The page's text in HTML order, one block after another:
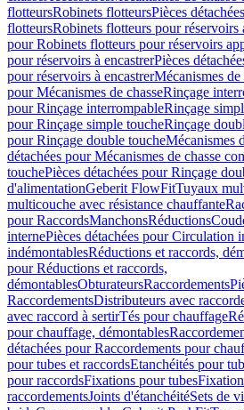
flotteursRobinets flotteursPièces
flotteursRobinets flotteurs pour réservoirs
pour Robinets flotteurs pour réservoirs
pour réservoirs à encastrerPièces
pour réservoirs à encastrerMécanismes de
pour Mécanismes de chasseRinçage
pour Rinçage interrompableRinçage
pour Rinçage simple toucheRinçage
pour Rinçage double toucheMécanismes
détachées pour Mécanismes de chasse
touchePièces détachées pour Rinçage
d'alimentationGeberit FlowFitTuyaux
multicouche avec résistance chauffante
pour RaccordsManchonsRéductions
internePièces détachées pour Circulation
indémontablesRéductions et raccords,
pour Réductions et raccords,
démontablesObturateursRaccordements
RaccordementsDistributeurs avec
avec raccord à sertirTés pour chauffage
pour chauffage, démontables
détachées pour Raccordements pour
pour tubes et raccordsEtanchéités pour
pour raccordsFixations pour tubes
raccordementsJoints d'étanchéitéSets de